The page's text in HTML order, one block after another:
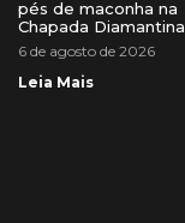
pés de maconha na
Chapada Diamantina
6 de agosto de 2026
Leia Mais